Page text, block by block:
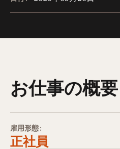
お仕事の概要
雇用形態:
正社員